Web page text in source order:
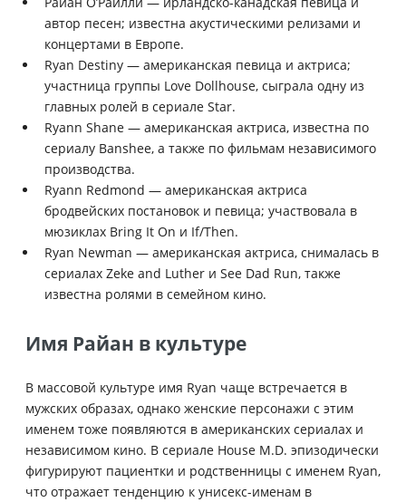
автор песен; известна акустическими релизами и
концертами в Европе.
Ryan Destiny — американская певица и актриса;
участница группы Love Dollhouse, сыграла одну из
главных ролей в сериале Star.
Ryann Shane — американская актриса, известна по
сериалу Banshee, а также по фильмам независимого
производства.
Ryann Redmond — американская актриса
бродвейских постановок и певица; участвовала в
мюзиклах Bring It On и If/Then.
Ryan Newman — американская актриса, снималась в
сериалах Zeke and Luther и See Dad Run, также
известна ролями в семейном кино.
Имя Райан в культуре
В массовой культуре имя Ryan чаще встречается в
мужских образах, однако женские персонажи с этим
именем тоже появляются в американских сериалах и
независимом кино. В сериале House M.D. эпизодически
фигурируют пациентки и родственницы с именем Ryan,
что отражает тенденцию к унисекс-именам в